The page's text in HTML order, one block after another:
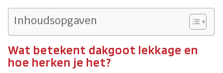
Inhoudsopgaven
Wat betekent dakgoot lekkage en
hoe herken je het?